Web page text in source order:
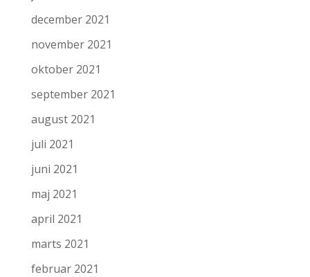
december 2021
november 2021
oktober 2021
september 2021
august 2021
juli 2021
juni 2021
maj 2021
april 2021
marts 2021
februar 2021